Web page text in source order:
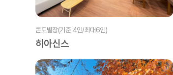
콘도별장(기준 4인/최대6인)
히아신스